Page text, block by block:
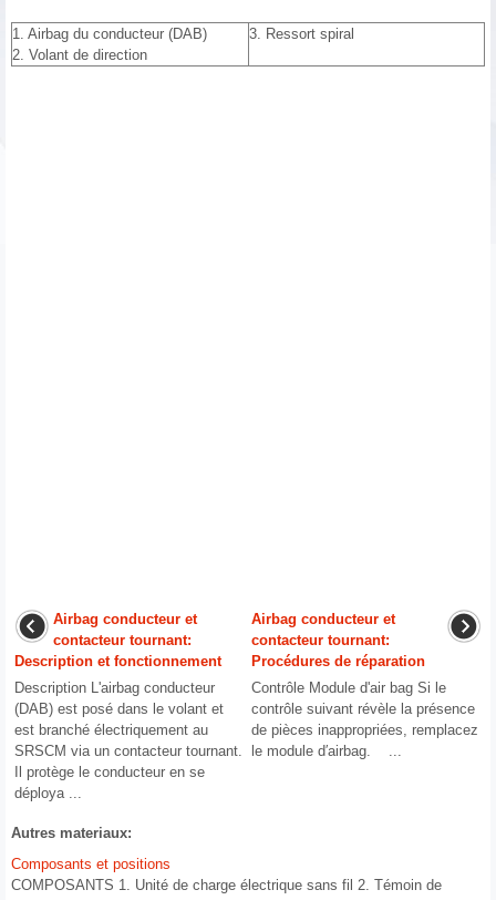
1. Airbag du conducteur (DAB)
2. Volant de direction
3. Ressort spiral
Airbag conducteur et
contacteur tournant:
Description et fonctionnement
Description L'airbag conducteur
(DAB) est posé dans le volant et
est branché électriquement au
SRSCM via un contacteur tournant.
Il protège le conducteur en se
déploya ...
Airbag conducteur et
contacteur tournant:
Procédures de réparation
Contrôle Module d'air bag Si le
contrôle suivant révèle la présence
de pièces inappropriées, remplacez
le module d′airbag. ...
Autres materiaux:
Composants et positions
COMPOSANTS 1. Unité de charge électrique sans fil 2. Témoin de